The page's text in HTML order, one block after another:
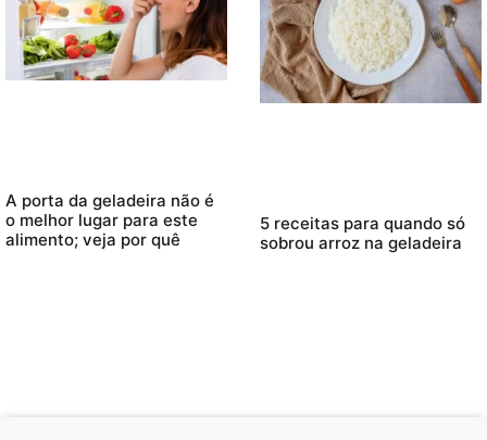
A porta da geladeira não é
o melhor lugar para este
alimento; veja por quê
5 receitas para quando só
sobrou arroz na geladeira